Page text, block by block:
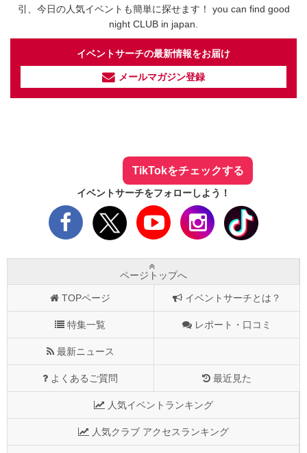
引、今日の人気イベントも簡単に探せます！ you can find good
night CLUB in japan.
イベントサーチの最新情報をお届け
メールマガジン登録
TikTokをチェックする
イベントサーチをフォローしよう！
ページトップへ
TOPページ イベントサーチとは？
特集一覧 レポート・口コミ
最新ニュース
よくあるご質問 最近見た
人気イベントランキング
人気クラブ アクセスランキング